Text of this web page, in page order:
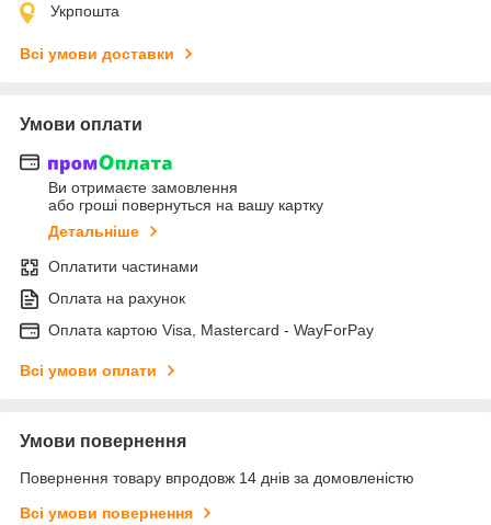
Укрпошта
Всі умови доставки
Умови оплати
Ви отримаєте замовлення
або гроші повернуться на вашу картку
Детальніше
Оплатити частинами
Оплата на рахунок
Оплата картою Visa, Mastercard - WayForPay
Всі умови оплати
Умови повернення
Повернення товару впродовж 14 днів за домовленістю
Всі умови повернення